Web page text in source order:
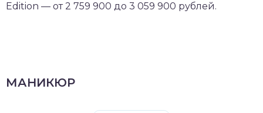
Edition — от 2 759 900 до 3 059 900 рублей.
МАНИКЮР